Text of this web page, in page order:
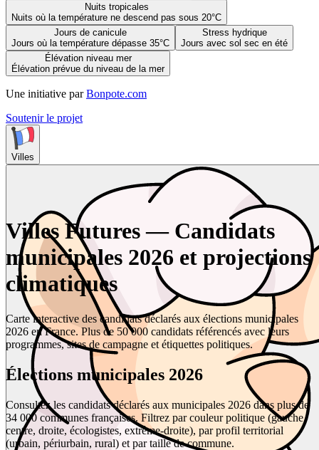
Nuits tropicales
Nuits où la température ne descend pas sous 20°C
Jours de canicule
Jours où la température dépasse 35°C
Stress hydrique
Jours avec sol sec en été
Élévation niveau mer
Élévation prévue du niveau de la mer
Une initiative par Bonpote.com
Soutenir le projet
Villes
Villes Futures — Candidats
municipales 2026 et projections
climatiques
Carte interactive des candidats déclarés aux élections municipales
2026 en France. Plus de 50 000 candidats référencés avec leurs
programmes, sites de campagne et étiquettes politiques.
Élections municipales 2026
Consultez les candidats déclarés aux municipales 2026 dans plus de
34 000 communes françaises. Filtrez par couleur politique (gauche,
centre, droite, écologistes, extrême-droite), par profil territorial
(urbain, périurbain, rural) et par taille de commune.